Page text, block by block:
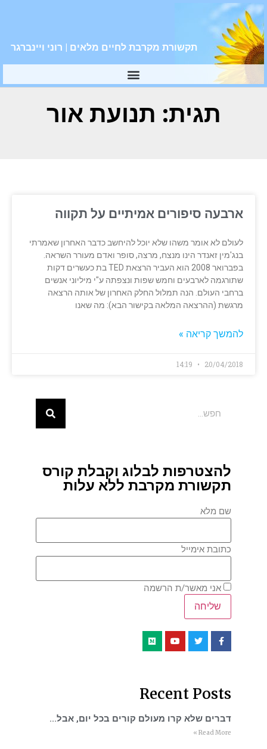
תקשורת מקרבת לחיים מלאים | רוני ויינברגר
תגית: תנועת אור
ארבעה סיפורים אמיתיים על תקווה
לעולם לא אומר משהו שלא יוכל להיחשב כדבר האחרון שאמרתי
בנג'מין זאנדר הינו מנצח, מרצה, סופר ואדם מעורר השראה.
בפברואר 2008 הוא העביר הרצאת TED בת כעשרים דקות
שתורגמה לארבעים וחמש שפות ונצפתה ע"י מיליוני אנשים
ברחבי העולם. הנה תמלול החלק האחרון של אותה הרצאה
מרגשת (ההרצאה המלאה בקישור הבא): מה שאנו
להמשך קריאה »
20/04/2018
להצטרפות לבלוג וקבלת קורס
תקשורת מקרבת ללא עלות
שם מלא
כתובת אימייל
אני מאשר/ת הרשמה
Recent Posts
דברים שלא קרו מעולם קורים בכל יום, אבל…
Read More »